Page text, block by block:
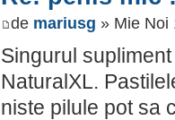
de mariusg » Mie Noi
Singurul
NaturalXL.
niste pilule pot sa